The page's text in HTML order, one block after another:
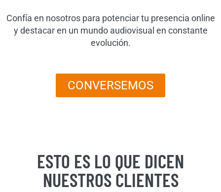
Confía en nosotros para potenciar tu presencia online
y destacar en un mundo audiovisual en constante
evolución.
CONVERSEMOS
ESTO ES LO QUE DICEN
NUESTROS CLIENTES